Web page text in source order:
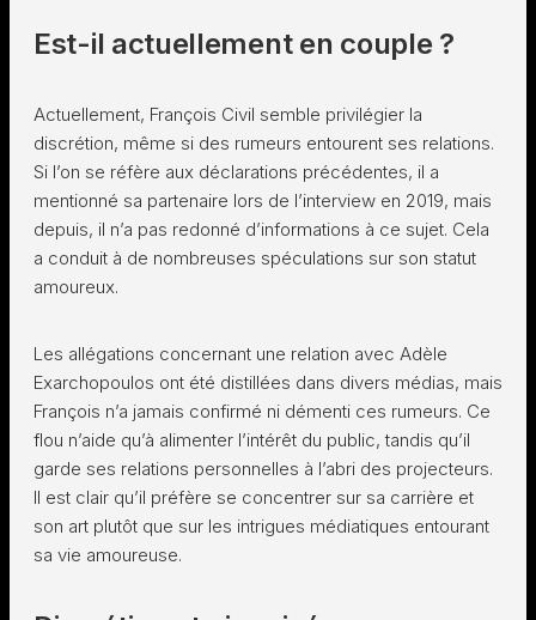
Est-il actuellement en couple ?
Actuellement, François Civil semble privilégier la
discrétion, même si des rumeurs entourent ses relations.
Si l’on se réfère aux déclarations précédentes, il a
mentionné sa partenaire lors de l’interview en 2019, mais
depuis, il n’a pas redonné d’informations à ce sujet. Cela
a conduit à de nombreuses spéculations sur son statut
amoureux.
Les allégations concernant une relation avec Adèle
Exarchopoulos ont été distillées dans divers médias, mais
François n’a jamais confirmé ni démenti ces rumeurs. Ce
flou n’aide qu’à alimenter l’intérêt du public, tandis qu’il
garde ses relations personnelles à l’abri des projecteurs.
Il est clair qu’il préfère se concentrer sur sa carrière et
son art plutôt que sur les intrigues médiatiques entourant
sa vie amoureuse.